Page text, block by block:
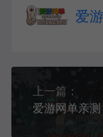
爱
上一篇：